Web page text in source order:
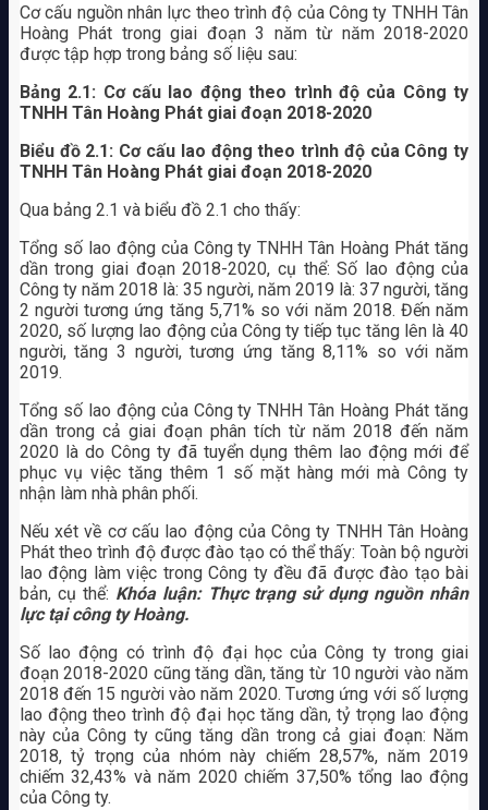
Cơ cấu nguồn nhân lực theo trình độ của Công ty TNHH Tân
Hoàng Phát trong giai đoạn 3 năm từ năm 2018-2020
được tập hợp trong bảng số liệu sau:
Bảng 2.1: Cơ cấu lao động theo trình độ của Công ty
TNHH Tân Hoàng Phát giai đoạn 2018-2020
Biểu đồ 2.1: Cơ cấu lao động theo trình độ của Công ty
TNHH Tân Hoàng Phát giai đoạn 2018-2020
Qua bảng 2.1 và biểu đồ 2.1 cho thấy:
Tổng số lao động của Công ty TNHH Tân Hoàng Phát tăng
dần trong giai đoạn 2018-2020, cụ thể: Số lao động của
Công ty năm 2018 là: 35 người, năm 2019 là: 37 người, tăng
2 người tương ứng tăng 5,71% so với năm 2018. Đến năm
2020, số lượng lao động của Công ty tiếp tục tăng lên là 40
người, tăng 3 người, tương ứng tăng 8,11% so với năm
2019.
Tổng số lao động của Công ty TNHH Tân Hoàng Phát tăng
dần trong cả giai đoạn phân tích từ năm 2018 đến năm
2020 là do Công ty đã tuyển dụng thêm lao động mới để
phục vụ việc tăng thêm 1 số mặt hàng mới mà Công ty
nhận làm nhà phân phối.
Nếu xét về cơ cấu lao động của Công ty TNHH Tân Hoàng
Phát theo trình độ được đào tạo có thể thấy: Toàn bộ người
lao động làm việc trong Công ty đều đã được đào tạo bài
bản, cụ thể: Khóa luận: Thực trạng sử dụng nguồn nhân
lực tại công ty Hoàng.
Số lao động có trình độ đại học của Công ty trong giai
đoạn 2018-2020 cũng tăng dần, tăng từ 10 người vào năm
2018 đến 15 người vào năm 2020. Tương ứng với số lượng
lao động theo trình độ đại học tăng dần, tỷ trọng lao động
này của Công ty cũng tăng dần trong cả giai đoạn: Năm
2018, tỷ trọng của nhóm này chiếm 28,57%, năm 2019
chiếm 32,43% và năm 2020 chiếm 37,50% tổng lao động
của Công ty.